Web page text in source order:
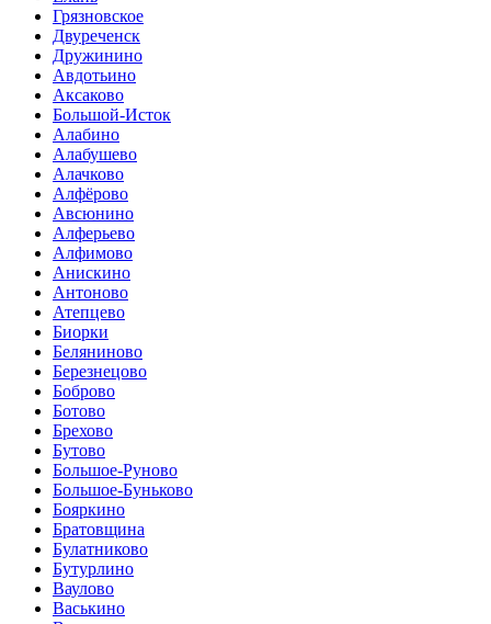
Грязновское
Двуреченск
Дружинино
Авдотьино
Аксаково
Большой-Исток
Алабино
Алабушево
Алачково
Алфёрово
Авсюнино
Алферьево
Алфимово
Анискино
Антоново
Атепцево
Биорки
Беляниново
Березнецово
Боброво
Ботово
Брехово
Бутово
Большое-Руново
Большое-Буньково
Бояркино
Братовщина
Булатниково
Бутурлино
Ваулово
Васькино